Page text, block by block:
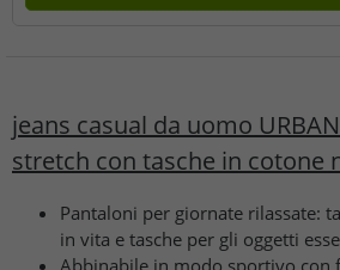
jeans casual da uomo URBAN
stretch con tasche in cotone
Pantaloni per giornate rilassate:
in vita e tasche per gli oggetti
Abbinabile in modo sportivo con